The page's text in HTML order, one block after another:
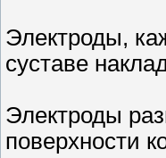
Электроды,
суставе
Электроды
поверхности